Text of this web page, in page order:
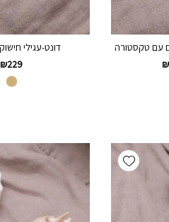
עם טקסטורה
₪
דונט-עגילי
₪229
Add wishlist